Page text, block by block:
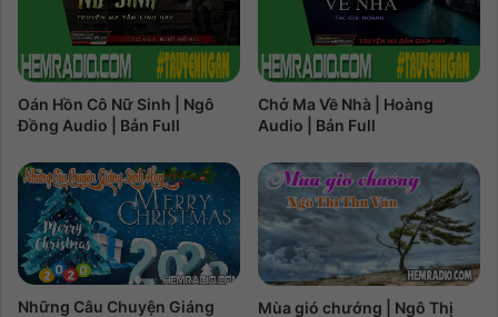
Oán Hồn Cô Nữ Sinh | Ngô
Đồng Audio | Bản Full
Chở Ma Về Nhà | Hoàng
Audio | Bản Full
Những Câu Chuyện Giáng
Mùa gió chướng | Ngô Thị